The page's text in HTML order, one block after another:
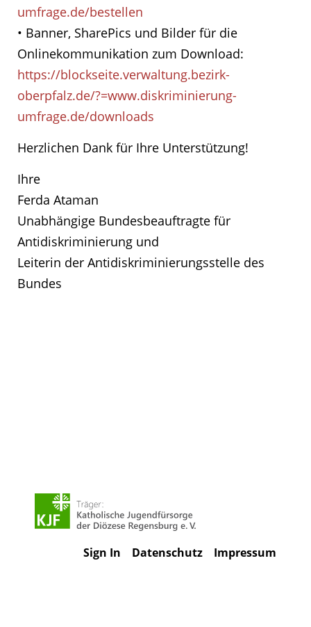
umfrage.de/bestellen
• Banner, SharePics und Bilder für die
Onlinekommunikation zum Download:
https://blockseite.verwaltung.bezirk-
oberpfalz.de/?=www.diskriminierung-
umfrage.de/downloads
Herzlichen Dank für Ihre Unterstützung!
Ihre
Ferda Ataman
Unabhängige Bundesbeauftragte für
Antidiskriminierung und
Leiterin der Antidiskriminierungsstelle des
Bundes
Impressum
Datenschutz
Sign In